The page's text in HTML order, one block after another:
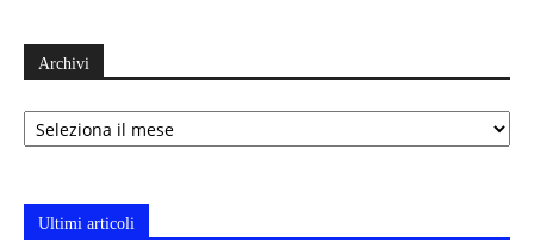
Archivi
Archivi
Ultimi articoli